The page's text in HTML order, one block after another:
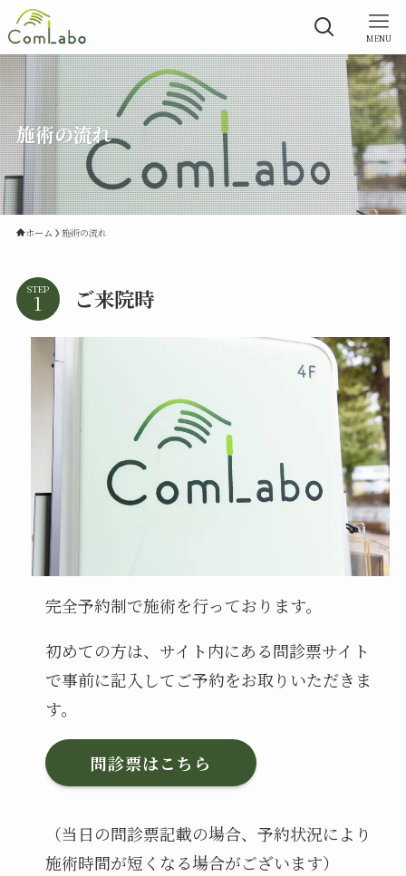
MENU
施術の流れ
ホーム 施術の流れ
STEP ご来院時
完全予約制で施術を⾏っております。
初めての⽅は、サイト内にある問診票サイト
で事前に記入してご予約をお取りいただきま
す。
問診票はこちら
（当日の問診票記載の場合、予約状況により
施術時間が短くなる場合がございます）